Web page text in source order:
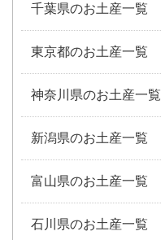
千葉県のお土産一覧
東京都のお土産一覧
神奈川県のお土産一覧
新潟県のお土産一覧
富山県のお土産一覧
石川県のお土産一覧